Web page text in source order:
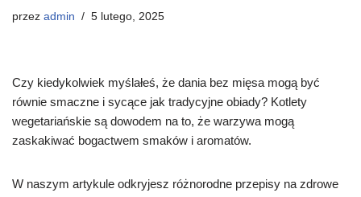
przez admin 5 lutego, 2025
Czy kiedykolwiek myślałeś, że dania bez mięsa mogą być
równie smaczne i sycące jak tradycyjne obiady? Kotlety
wegetariańskie są dowodem na to, że warzywa mogą
zaskakiwać bogactwem smaków i aromatów.
W naszym artykule odkryjesz różnorodne przepisy na zdrowe